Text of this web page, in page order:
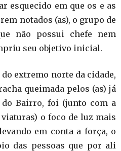
esquecido em que os e as
notados (as), o grupo de
não possui chefe nem
seu objetivo inicial.
extremo norte da cidade,
queimada pelos (as) já
Bairro, foi (junto com a
o foco de luz mais
em conta a força, o
das pessoas que por ali